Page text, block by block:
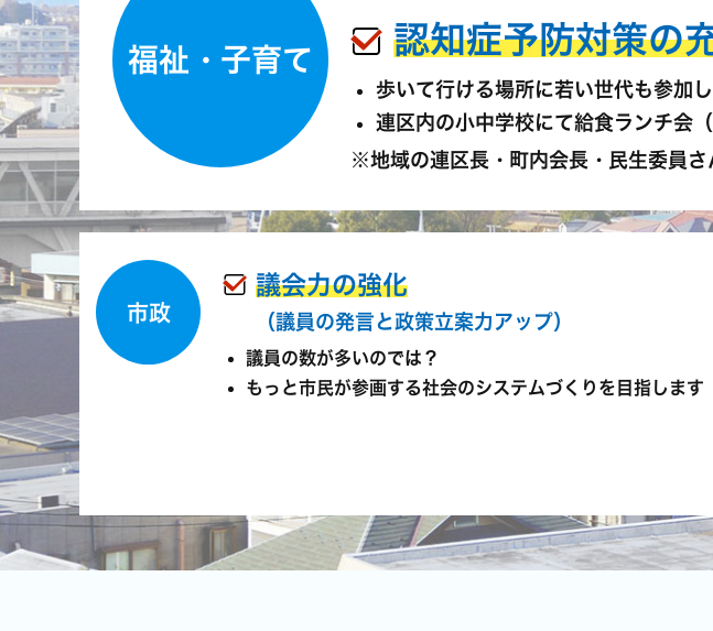
福祉・子育て
認知症予防対策の
歩いて行ける場所に若い世代も参加
連区内の小中学校にて給食ランチ会
※地域の連区長・町内会長・民生委員さ
市政
議会力の強化
（議員の発言と政策立案力アップ）
議員の数が多いのでは？
もっと市民が参画する社会のシステムづくりを目指します